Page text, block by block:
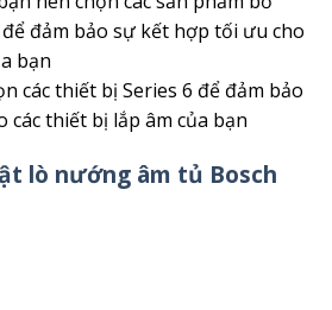
đảm bảo sự kết hợp tối ưu cho
bạn
các thiết bị Series 6 để đảm bảo
thiết bị lắp âm của bạn
lò nướng âm tủ Bosch